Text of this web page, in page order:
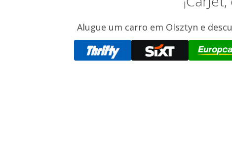
Alugue um carro em Olsztyn e